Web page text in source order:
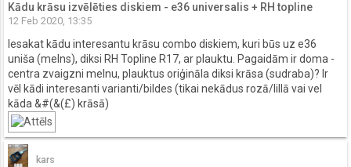
Kādu krāsu izvēlēties diskiem - e36 universalis + RH topline
12 Feb 2020, 13:35
Iesakat kādu interesantu krāsu combo diskiem, kuri būs uz e36
uniša (melns), diksi RH Topline R17, ar plauktu. Pagaidām ir doma -
centra zvaigzni melnu, plauktus oriģināla diksi krāsa (sudraba)? Ir
vēl kādi interesanti varianti/bildes (tikai nekādus rozā/lillā vai vel
kāda &#(&(£) krāsā)
kars